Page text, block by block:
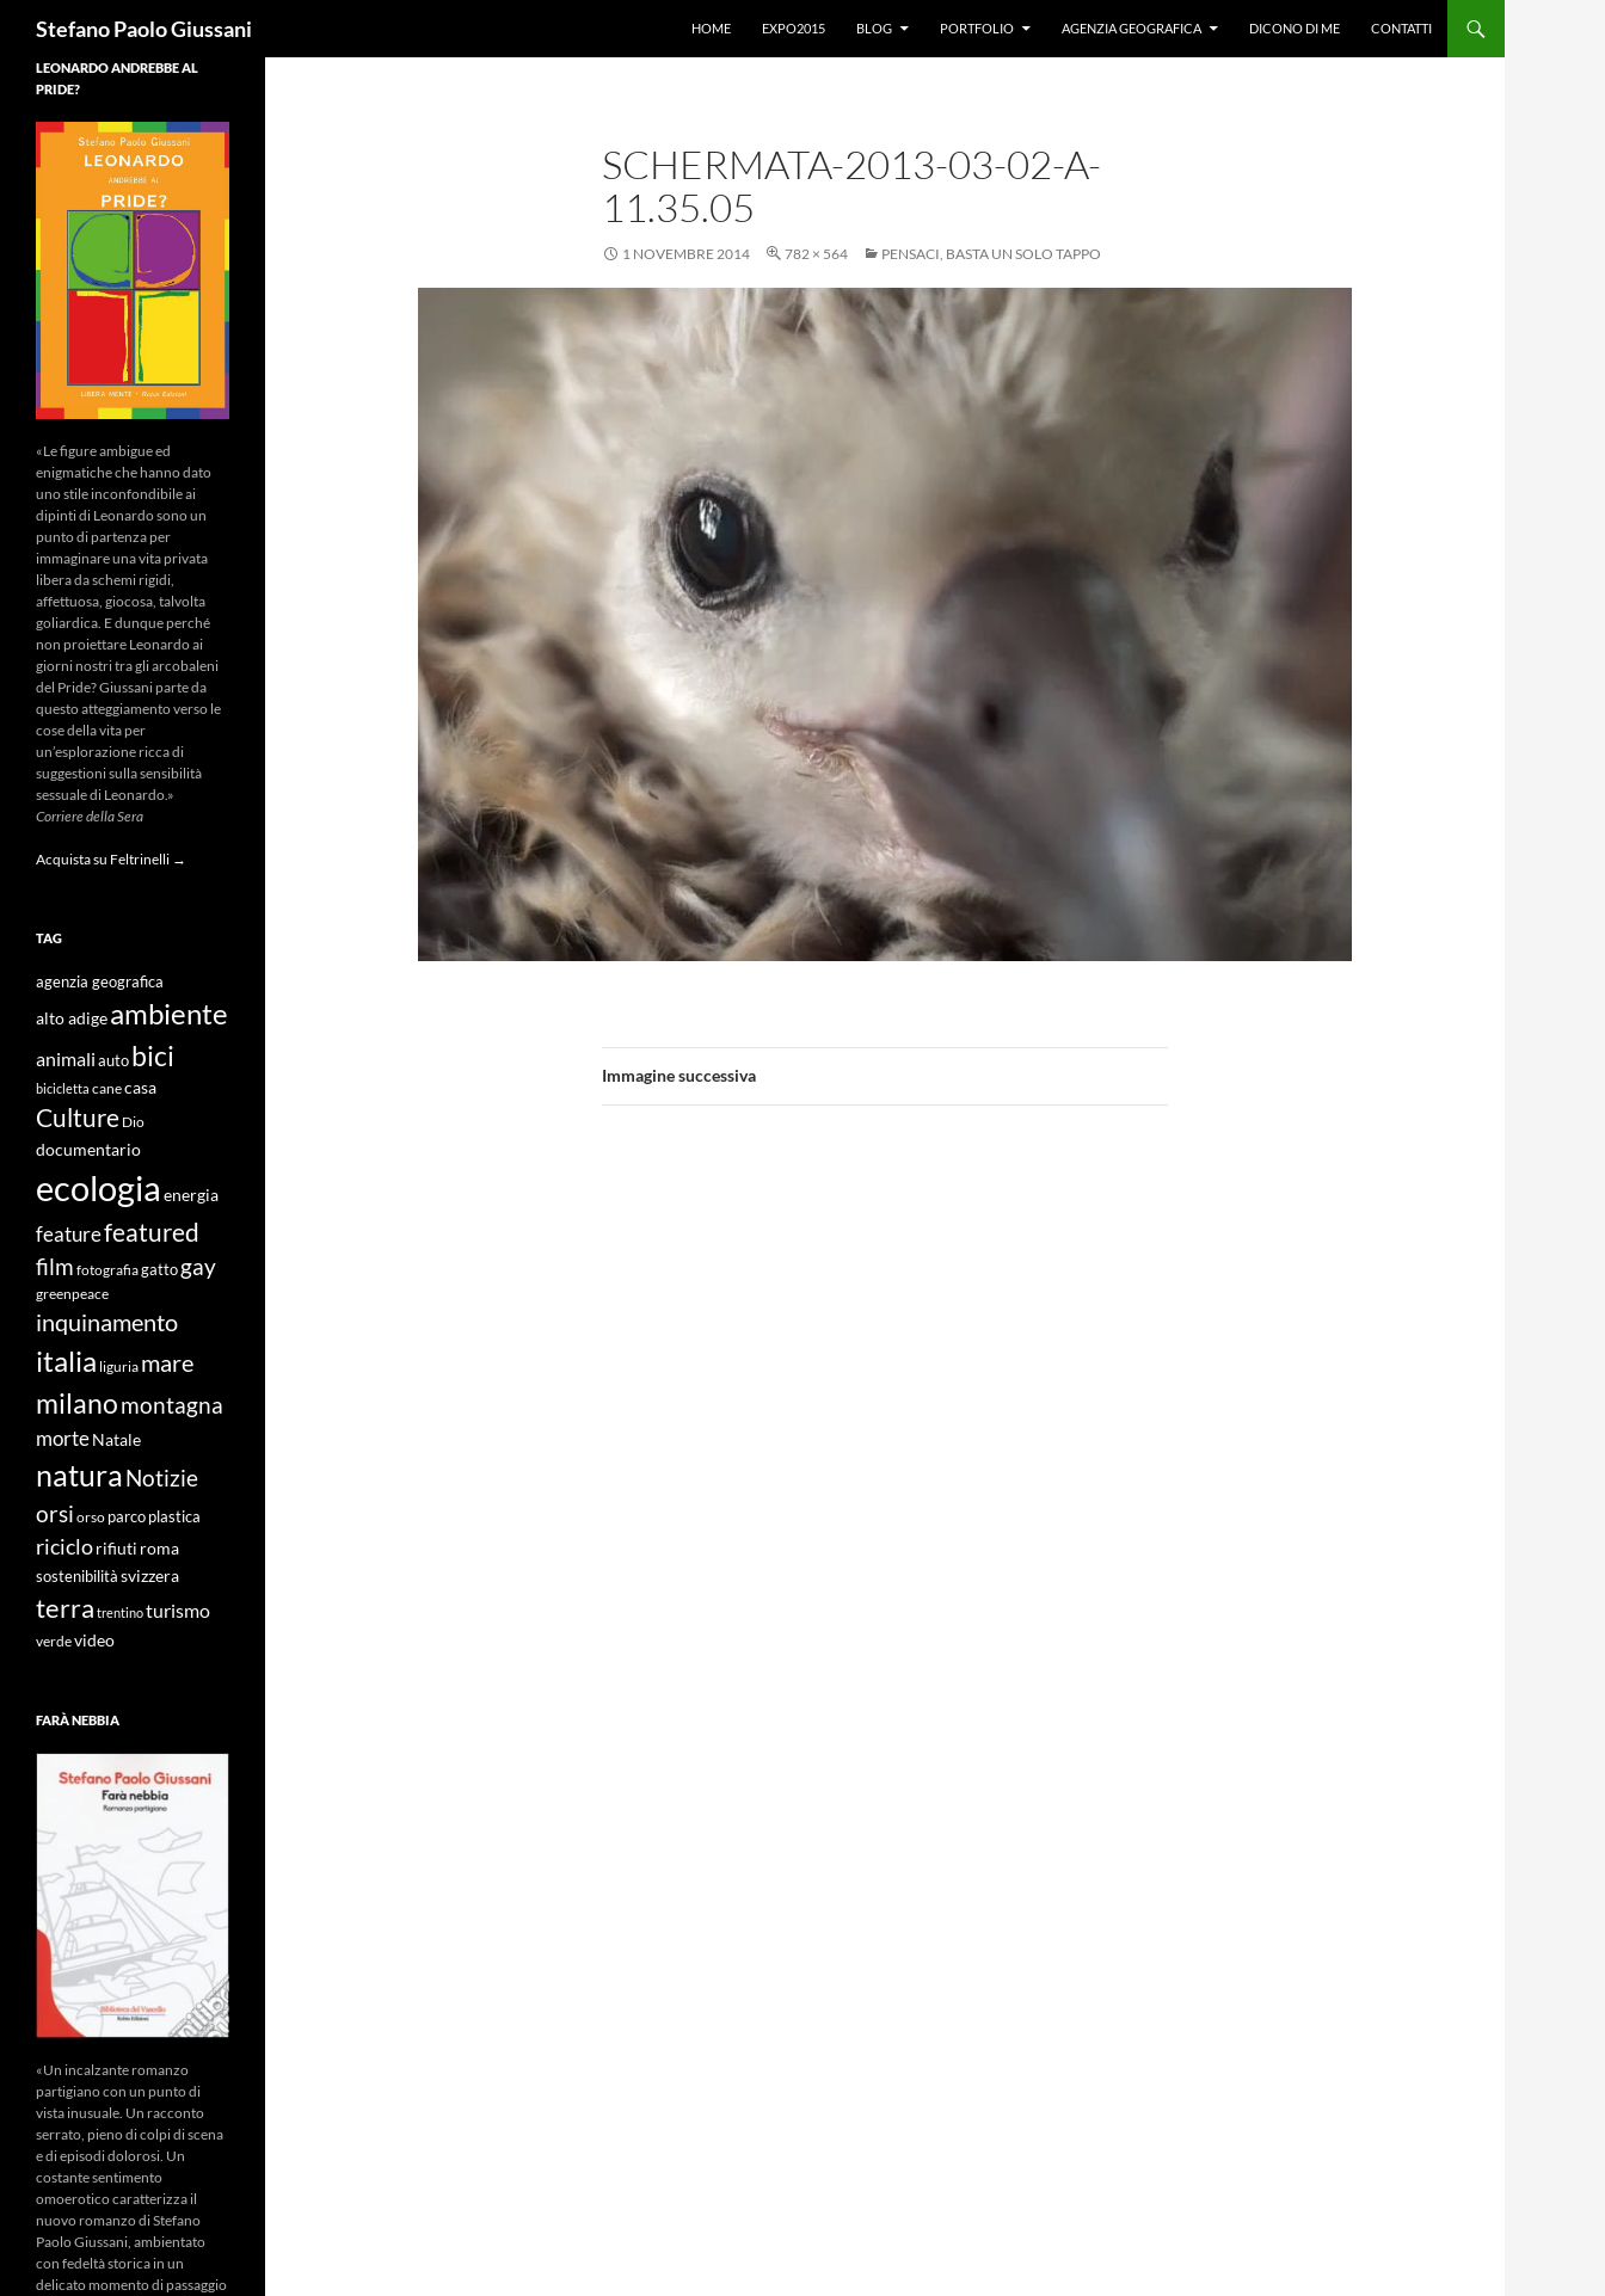
Stefano Paolo Giussani
HOME
EXPO2015 BLOG PORTFOLIO AGENZIA GEOGRAFICA DICONO DI ME CONTATTI
SCHERMATA-2013-03-02-A-
11.35.05
1 NOVEMBRE 2014 782 × 564 PENSACI, BASTA UN SOLO TAPPO
Immagine successiva
LEONARDO ANDREBBE AL
PRIDE?
«Le figure ambigue ed
enigmatiche che hanno dato
uno stile inconfondibile ai
dipinti di Leonardo sono un
punto di partenza per
immaginare una vita privata
libera da schemi rigidi,
affettuosa, giocosa, talvolta
goliardica. E dunque perché
non proiettare Leonardo ai
giorni nostri tra gli arcobaleni
del Pride? Giussani parte da
questo atteggiamento verso le
cose della vita per
un’esplorazione ricca di
suggestioni sulla sensibilità
sessuale di Leonardo.»
Corriere della Sera
Acquista su Feltrinelli →
TAG
agenzia geografica
alto adigeambiente
animali auto bici
bicicletta canecasa
Culture Dio
documentario
ecologia energia
featurefeatured
film fotografiagatto gay
greenpeace
inquinamento
italia liguria mare
milanomontagna
morteNatale
naturaNotizie
orsi orso parco plastica
riciclorifiuti roma
sostenibilità svizzera
terra trentinoturismo
verdevideo
FARÀ NEBBIA
«Un incalzante romanzo
partigiano con un punto di
vista inusuale. Un racconto
serrato, pieno di colpi di scena
e di episodi dolorosi. Un
costante sentimento
omoerotico caratterizza il
nuovo romanzo di Stefano
Paolo Giussani, ambientato
con fedeltà storica in un
delicato momento di passaggio